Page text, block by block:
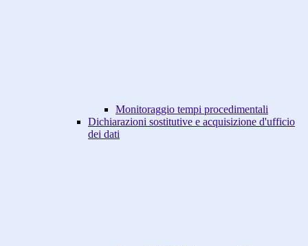
Monitoraggio tempi procedimentali
Dichiarazioni sostitutive e acquisizione d'ufficio
dei dati